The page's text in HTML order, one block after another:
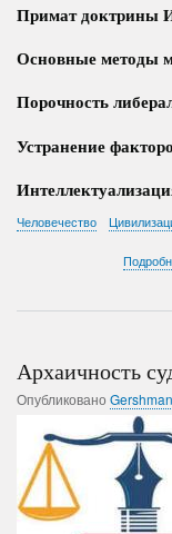
Примат доктрины
Основные методы
Порочность
Устранение
Человечество
Архаичность
Опубликовано Gershman